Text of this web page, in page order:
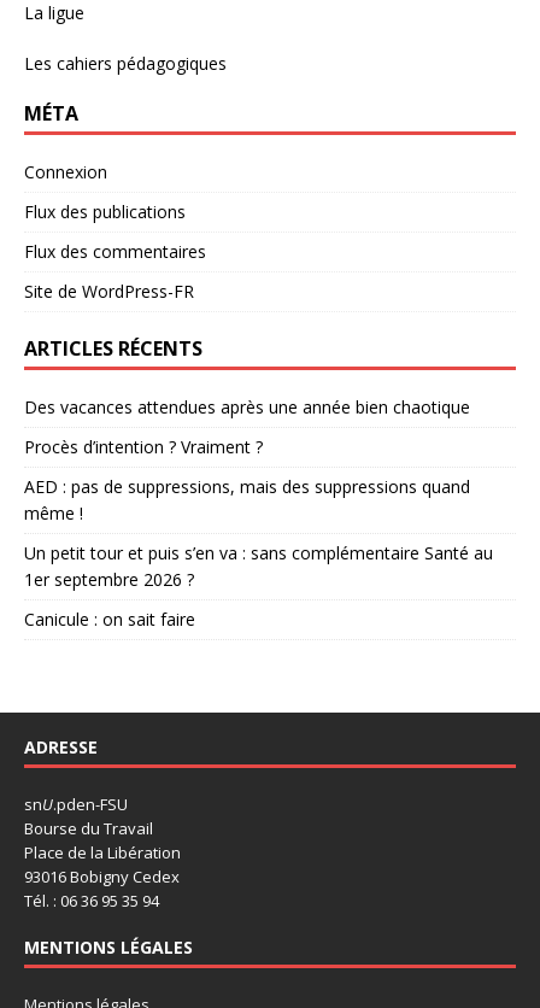
La ligue
Les cahiers pédagogiques
MÉTA
Connexion
Flux des publications
Flux des commentaires
Site de WordPress-FR
ARTICLES RÉCENTS
Des vacances attendues après une année bien chaotique
Procès d’intention ? Vraiment ?
AED : pas de suppressions, mais des suppressions quand
même !
Un petit tour et puis s’en va : sans complémentaire Santé au
1er septembre 2026 ?
Canicule : on sait faire
ADRESSE
snU.pden-FSU
Bourse du Travail
Place de la Libération
93016 Bobigny Cedex
Tél. : 06 36 95 35 94
MENTIONS LÉGALES